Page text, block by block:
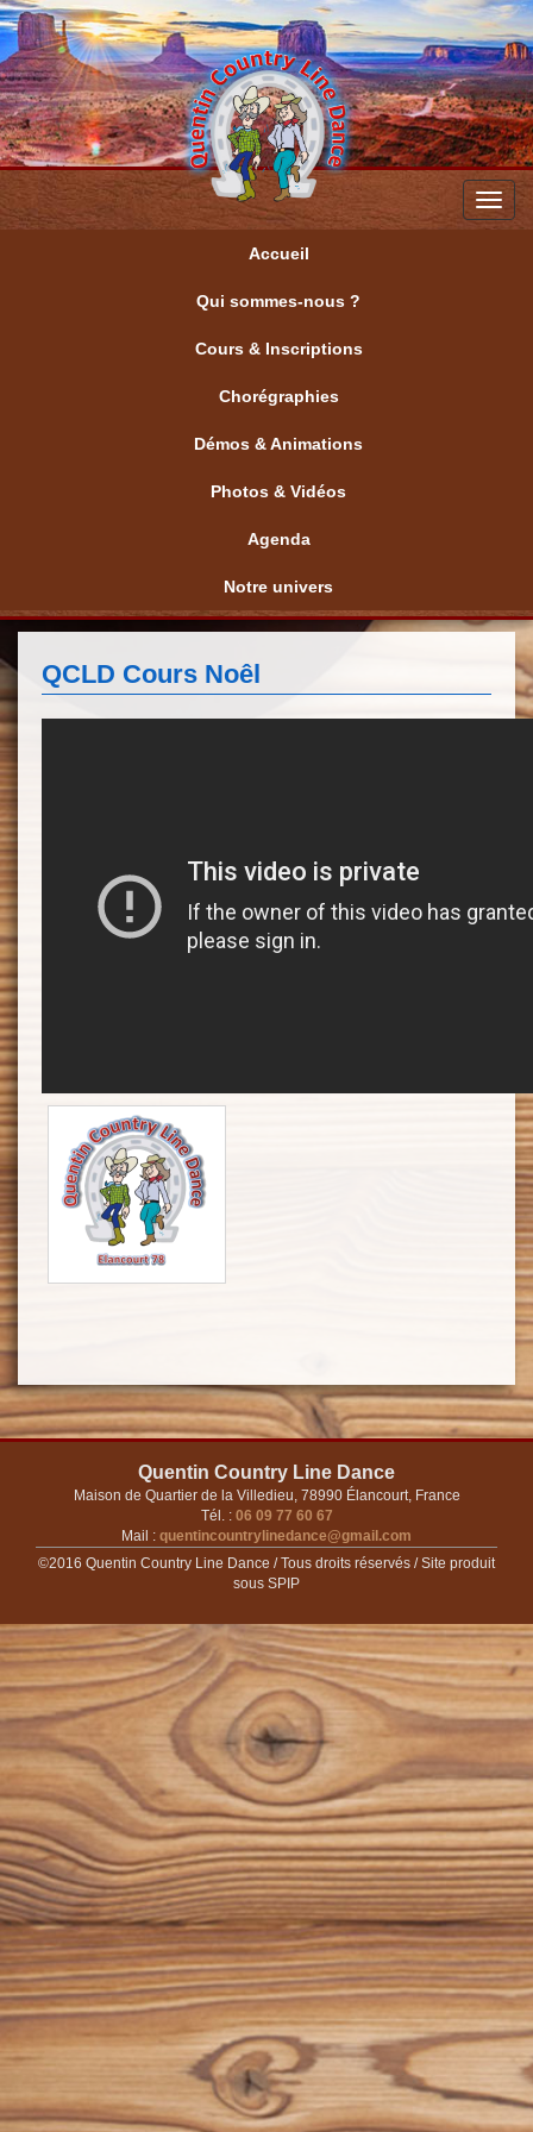
Accueil
Qui sommes-nous ?
Cours & Inscriptions
Chorégraphies
Démos & Animations
Photos & Vidéos
Agenda
Notre univers
QCLD Cours Noêl
Quentin Country Line Dance
Maison de Quartier de la Villedieu, 78990 Élancourt, France
Tél. :06 09 77 60 67
Mail : quentincountrylinedance@gmail.com
©2016 Quentin Country Line Dance / Tous droits réservés / Site produit
sous SPIP